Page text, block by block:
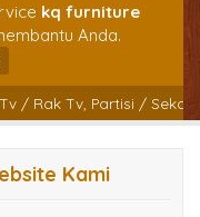
kq furniture
Anda.
Tv, Partisi / Sekat
Kami